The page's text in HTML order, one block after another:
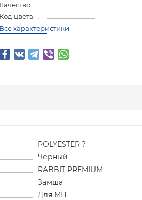
Качество
Код цвета
Все характеристики
POLYESTER ?
Черный
RABBIT PREMIUM
Замша
Для МП